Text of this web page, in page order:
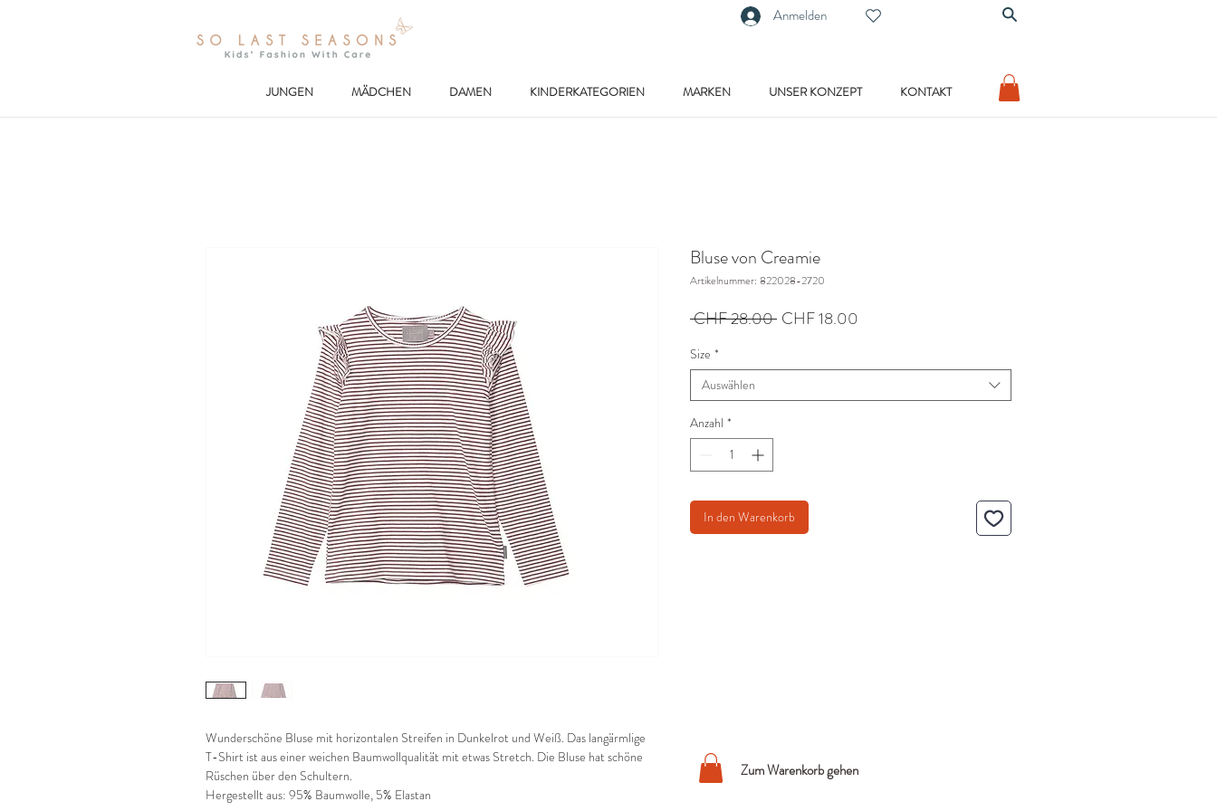
Anmelden
JUNGEN MÄDCHEN DAMEN KINDERKATEGORIEN MARKEN UNSER KONZEPT KONTAKT
Zum Warenkorb gehen
Wunderschöne Bluse mit horizontalen Streifen in Dunkelrot und Weiß. Das langärmlige
T-Shirt ist aus einer weichen Baumwollqualität mit etwas Stretch. Die Bluse hat schöne
Rüschen über den Schultern.
Hergestellt aus: 95% Baumwolle, 5% Elastan
Bluse von Creamie
Artikelnummer: 822028-2720
CHF 28.00 Standardpreis
CHF 18.00
Size *
Auswählen
Anzahl *
In den Warenkorb